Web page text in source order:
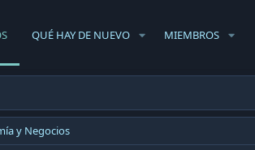
QUÉ HAY DE NUEVO MIEMBROS
y Negocios